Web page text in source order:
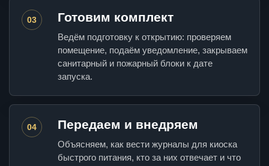
03 Готовим комплект
Ведём подготовку к открытию: проверяем
помещение, подаём уведомление, закрываем
санитарный и пожарный блоки к дате
запуска.
04 Передаем и внедряем
Объясняем, как вести журналы для киоска
быстрого питания, кто за них отвечает и что